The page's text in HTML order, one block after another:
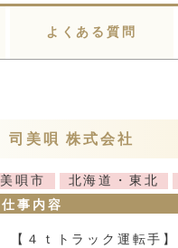
よくある質問
司美唄 株式会社
美唄市 北海道・東北
仕事内容
【４ｔトラック運転手】